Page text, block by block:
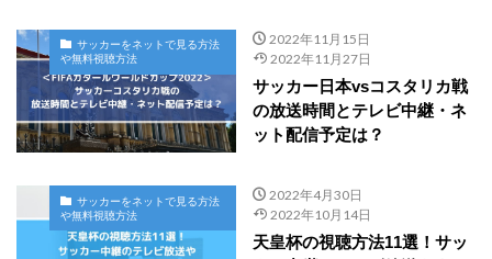
サッカーをネットで見る方法
や無料視聴方法
2022年11月15日
2022年11月27日
サッカー日本vsコスタリカ戦
の放送時間とテレビ中継・ネ
ット配信予定は？
サッカーをネットで見る方法
や無料視聴方法
2022年4月30日
2022年10月14日
天皇杯の視聴方法11選！サッ